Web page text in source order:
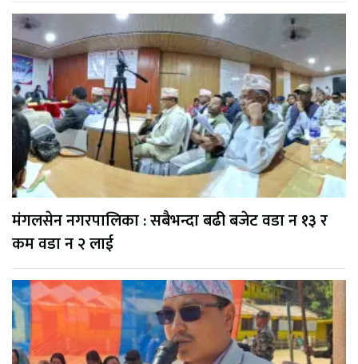
मंगलसेन नगरपालिका : सबैभन्दा बढी बजेट वडा न १३ र
कम वडा न २ लाई